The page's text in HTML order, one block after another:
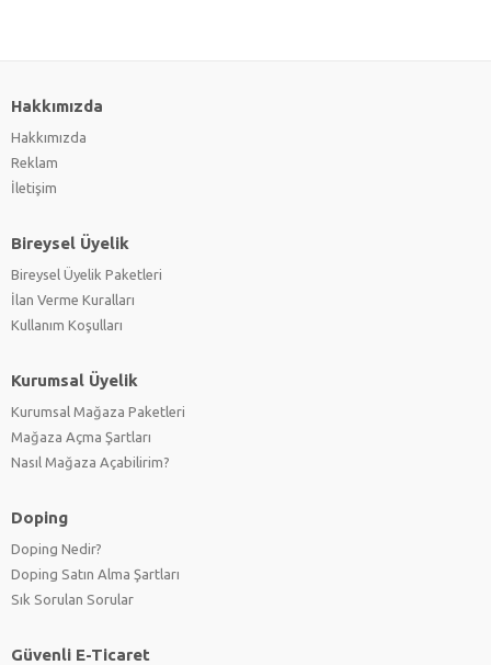
Hakkımızda
Hakkımızda
Reklam
İletişim
Bireysel Üyelik
Bireysel Üyelik Paketleri
İlan Verme Kuralları
Kullanım Koşulları
Kurumsal Üyelik
Kurumsal Mağaza Paketleri
Mağaza Açma Şartları
Nasıl Mağaza Açabilirim?
Doping
Doping Nedir?
Doping Satın Alma Şartları
Sık Sorulan Sorular
Güvenli E-Ticaret